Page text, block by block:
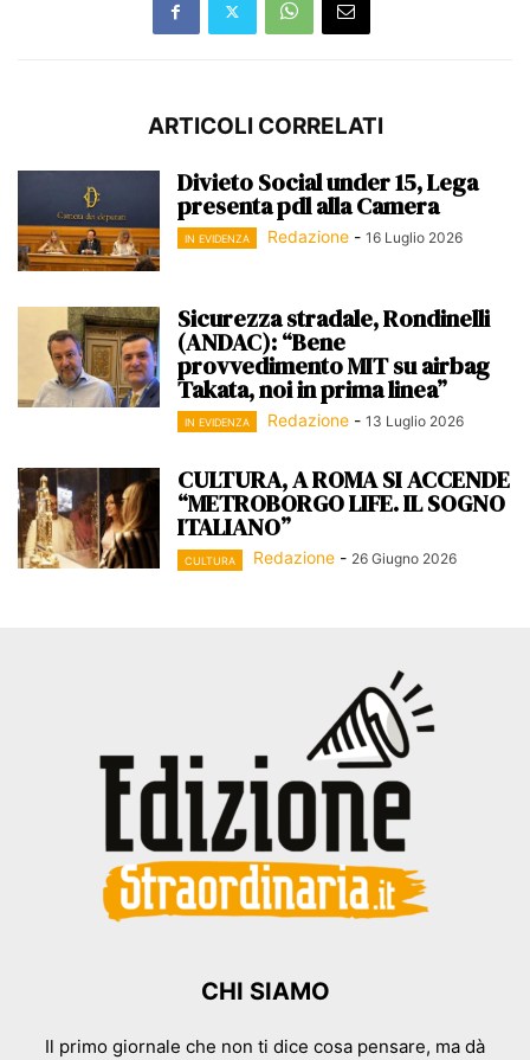
ARTICOLI CORRELATI
Divieto Social under 15, Lega
presenta pdl alla Camera
IN EVIDENZA Redazione - 16 Luglio 2026
Sicurezza stradale, Rondinelli
(ANDAC): “Bene
provvedimento MIT su airbag
Takata, noi in prima linea”
IN EVIDENZA Redazione - 13 Luglio 2026
CULTURA, A ROMA SI ACCENDE
“METROBORGO LIFE. IL SOGNO
ITALIANO”
CULTURA Redazione - 26 Giugno 2026
CHI SIAMO
Il primo giornale che non ti dice cosa pensare, ma dà